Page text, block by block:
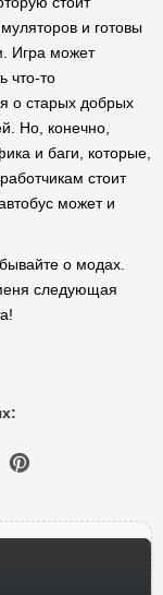
и готовы
Игра может
что-то
о старых добрых
Но, конечно,
и баги, которые,
стоит
может и
о модах.
следующая